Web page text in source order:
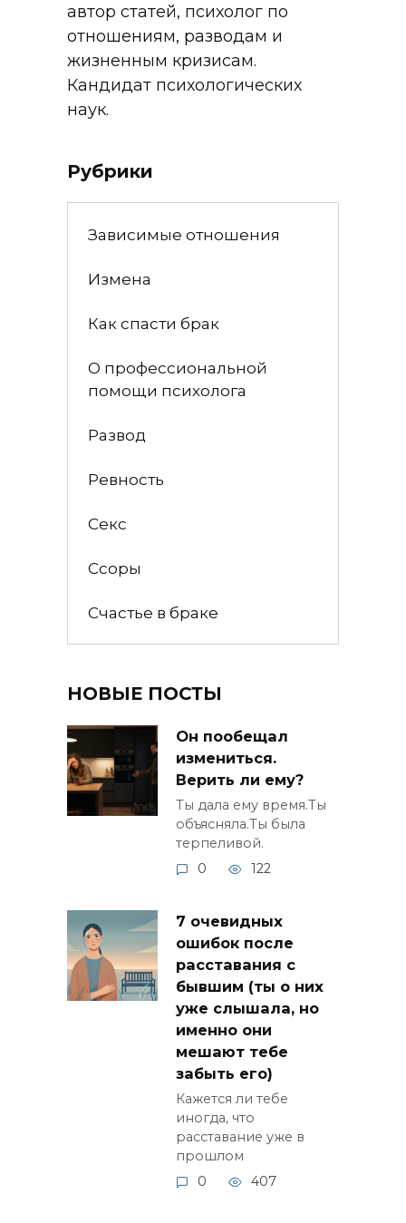
автор статей, психолог по
отношениям, разводам и
жизненным кризисам.
Кандидат психологических
наук.
Рубрики
Зависимые отношения
Измена
Как спасти брак
О профессиональной
помощи психолога
Развод
Ревность
Секс
Ссоры
Счастье в браке
НОВЫЕ ПОСТЫ
Он пообещал
измениться.
Верить ли ему?
Ты дала ему время.Ты
объясняла.Ты была
терпеливой.
0
122
7 очевидных
ошибок после
расставания с
бывшим (ты о них
уже слышала, но
именно они
мешают тебе
забыть его)
Кажется ли тебе
иногда, что
расставание уже в
прошлом
0
407